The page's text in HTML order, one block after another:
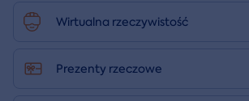
Wirtualna rzeczywistość
Prezenty rzeczowe